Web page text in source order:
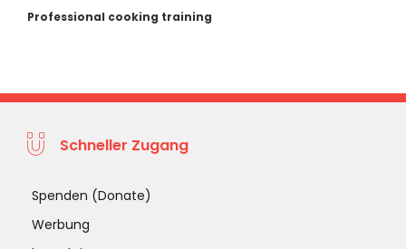
Professional cooking training
Schneller Zugang
Spenden (Donate)
Werbung